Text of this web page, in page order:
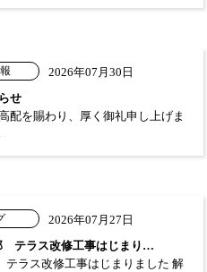
2026年07月30日
せ
配を賜わり、厚く御礼申し上げま
2026年07月27日
テラス改修工事はじまり…
ラス改修工事はじまりました 解